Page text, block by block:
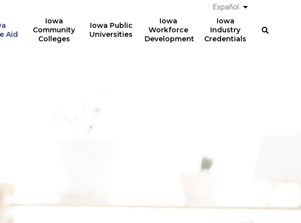
Aid
Iowa
Community
Colleges
Iowa Public
Universities
Iowa
Workforce
Development
Iowa
Industry
Credentials
Español List additional